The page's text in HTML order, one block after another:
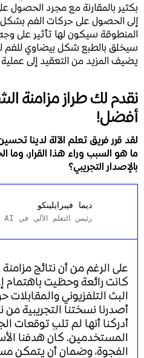
بكثير بالمقارنة مع مجرد الحصول
إلى الحصول على حركات الفم
يضيف المزيد من التعقيد إلى عملية
نقدم لك طراز مزامنة
أفضل!
لقد قرر فريق تعلم الآلة لدينا
ما هو السبب وراء هذا القرار، وما
بالإصدار التجريبي؟
ديما فيبرايلينكو
رئيس التعلم الآلي في Rask AI
على الرغم من أن نتائج
كانت رائعة وحظيت باهتمام
البث التلفزيوني والمقابلات
أصدرنا نسختنا التجريبية من
أدركنا أنها لم تلبِ توقعات
المستخدمين. كان هدفنا
الفجوة، وضمان أن يتمكن